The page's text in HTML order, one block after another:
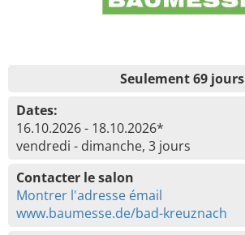
Seulement 69 jours
Dates:
16.10.2026 - 18.10.2026*
vendredi - dimanche, 3 jours
Contacter le salon
Montrer l'adresse émail
www.baumesse.de/bad-kreuznach